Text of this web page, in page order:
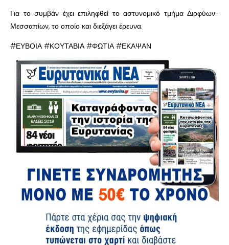
Για το συμβάν έχει επιληφθεί το αστυνομικό τμήμα Διρφύων-
Μεσσαπίων, το οποίο και διεξάγει έρευνα.
#ΕΥΒΟΙΑ #ΚΟΥΤΑΒΙΑ #ΦΩΤΙΑ #ΕΚΑΨΑΝ